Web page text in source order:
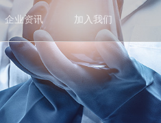
企业资讯 加入我们